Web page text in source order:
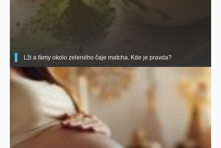
Lži a fámy okolo zeleného čaje matcha. Kde je pravda?